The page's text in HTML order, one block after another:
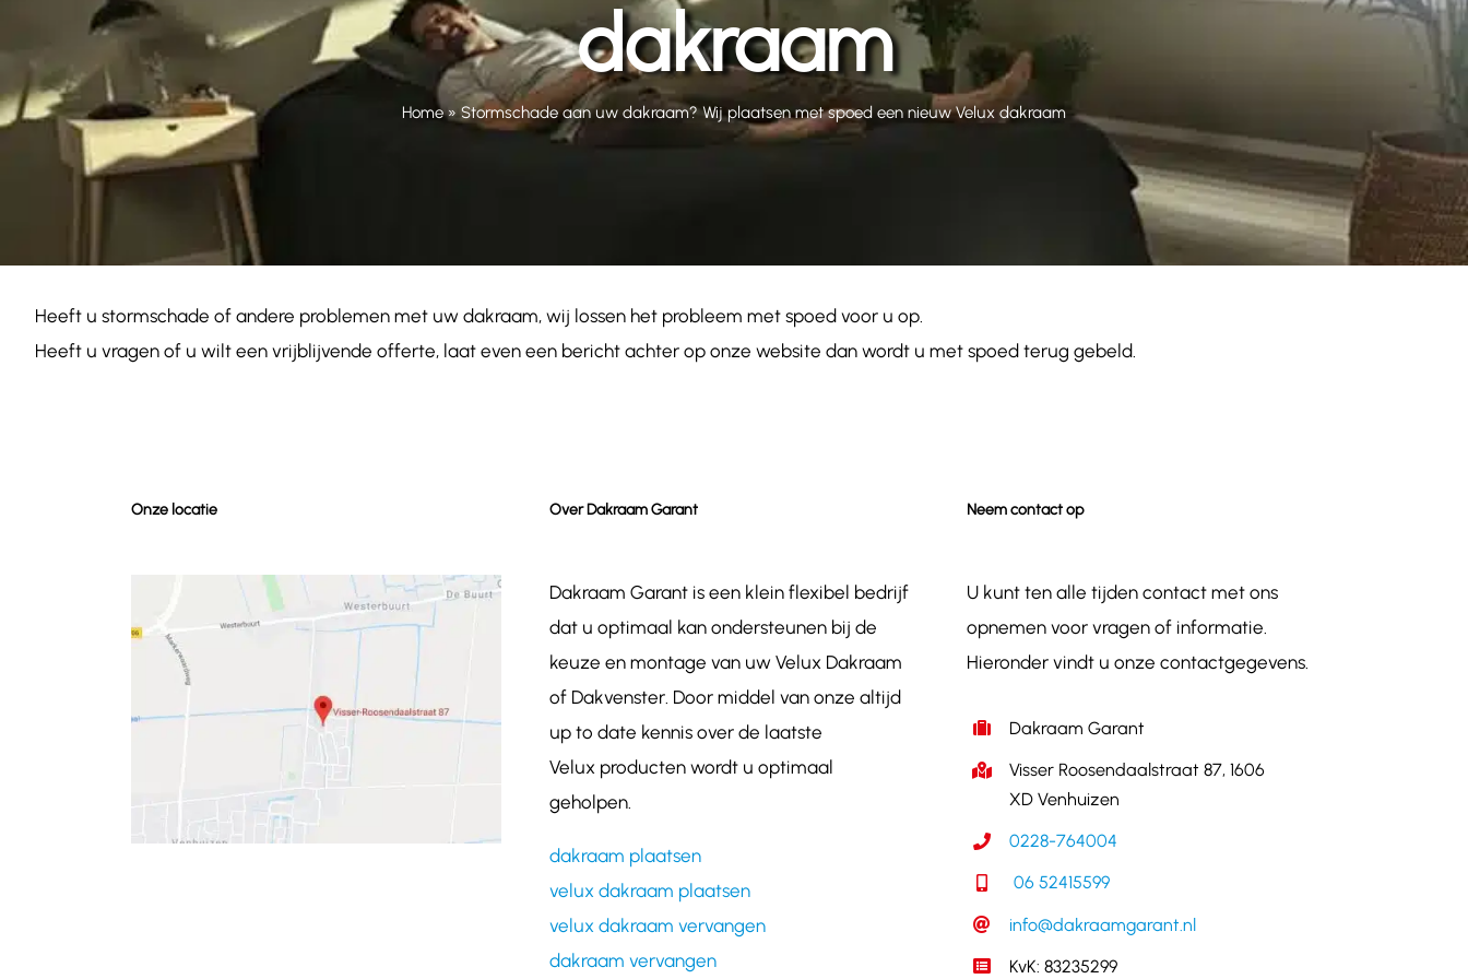
dakraam
Home»Stormschade aan uw dakraam? Wij plaatsen met spoed een nieuw Velux dakraam
Heeft u stormschade of andere problemen met uw dakraam, wij lossen het probleem met spoed voor u op.
Heeft u vragen of u wilt een vrijblijvende offerte, laat even een bericht achter op onze website dan wordt u met spoed terug gebeld.
Onze locatie Over Dakraam Garant
Dakraam Garant is een klein flexibel bedrijf
dat u optimaal kan ondersteunen bij de
keuze en montage van uw Velux Dakraam
of Dakvenster. Door middel van onze altijd
up to date kennis over de laatste
Velux producten wordt u optimaal
geholpen.
dakraam plaatsen
velux dakraam plaatsen
velux dakraam vervangen
dakraam vervangen
Neem contact op
U kunt ten alle tijden contact met ons
opnemen voor vragen of informatie.
Hieronder vindt u onze contactgegevens.
Dakraam Garant
Visser Roosendaalstraat 87, 1606
XD Venhuizen
0228-764004
06 52415599
info@dakraamgarant.nl
KvK: 83235299